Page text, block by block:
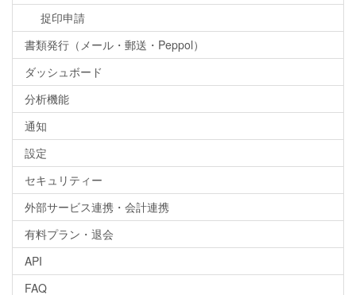
捉印申請
書類発行（メール・郵送・Peppol）
ダッシュボード
分析機能
通知
設定
セキュリティー
外部サービス連携・会計連携
有料プラン・退会
API
FAQ